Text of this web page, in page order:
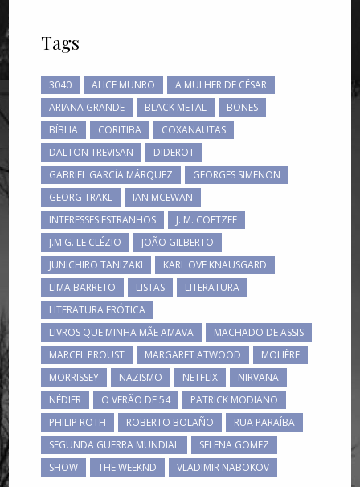
Tags
3040 ALICE MUNRO
A MULHER DE CÉSAR
ARIANA GRANDE
BLACK METAL
BONES
BÍBLIA
CORITIBA
COXANAUTAS
DALTON TREVISAN
DIDEROT
GABRIEL GARCÍA MÁRQUEZ
GEORGES SIMENON
GEORG TRAKL
IAN MCEWAN
INTERESSES ESTRANHOS
J. M. COETZEE
J.M.G. LE CLÉZIO
JOÃO GILBERTO
JUNICHIRO TANIZAKI
KARL OVE KNAUSGARD
LIMA BARRETO
LISTAS
LITERATURA
LITERATURA ERÓTICA
LIVROS QUE MINHA MÃE AMAVA
MACHADO DE ASSIS
MARCEL PROUST
MARGARET ATWOOD
MOLIÈRE
MORRISSEY
NAZISMO NETFLIX
NIRVANA
NÉDIER
O VERÃO DE 54
PATRICK MODIANO
PHILIP ROTH
ROBERTO BOLAÑO
RUA PARAÍBA
SEGUNDA GUERRA MUNDIAL
SELENA GOMEZ
SHOW
THE WEEKND VLADIMIR NABOKOV